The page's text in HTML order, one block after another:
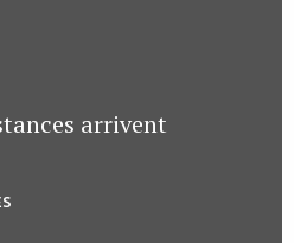
arrivent